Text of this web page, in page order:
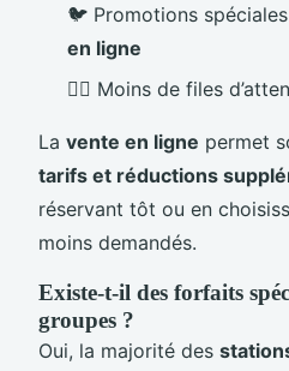
🐦 Promotions
en ligne
🙆‍♂️ Moins de files
La vente en ligne permet
tarifs et réductions
réservant tôt ou en
moins demandés.
Existe-t-il des forfaits
groupes ?
Oui, la majorité des